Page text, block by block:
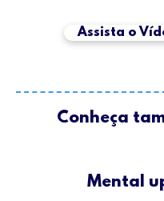
Assista o
Conheça
Mental